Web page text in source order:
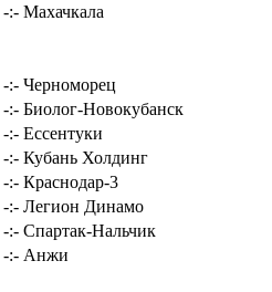
-:- Махачкала
-:- Черноморец
-:- Биолог-Новокубанск
-:- Ессентуки
-:- Кубань Холдинг
-:- Краснодар-3
-:- Легион Динамо
-:- Спартак-Нальчик
-:- Анжи